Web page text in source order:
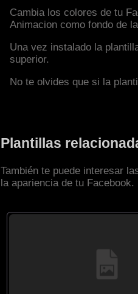
Cambia los colores de tu
Animacion como fondo de
Una vez instalado la
superior.
No te olvides que si la
Plantillas
También te puede interesar
la apariencia de tu Facebook.